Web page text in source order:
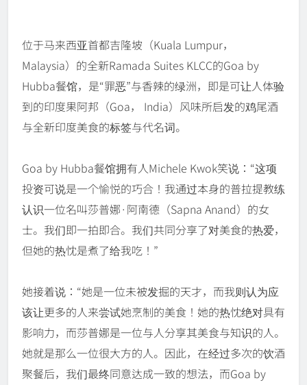
位于马来西亚首都吉隆坡（Kuala Lumpur，
Malaysia）的全新Ramada Suites KLCC的Goa by
Hubba餐馆，是“罪恶”与香辣的绿洲，即是可让人体验
到的印度果阿邦（Goa， India）风味所启发的鸡尾酒
与全新印度美食的标签与代名词。
Goa by Hubba餐馆拥有人Michele Kwok笑说：“这项
投资可说是一个愉悦的巧合！我通过本身的普拉提教练
认识一位名叫莎普娜·阿南德（Sapna Anand）的女
士。我们即一拍即合。我们共同分享了对美食的热爱，
但她的热忱是煮了给我吃！”
她接着说：“她是一位未被发掘的天才，而我则认为应
该让更多的人来尝试她烹制的美食！她的热忱绝对具有
影响力，而莎普娜是一位与人分享其美食与知识的人。
她就是那么一位很大方的人。因此，在经过多次的饮酒
聚餐后，我们最终同意达成一致的想法，而Goa by